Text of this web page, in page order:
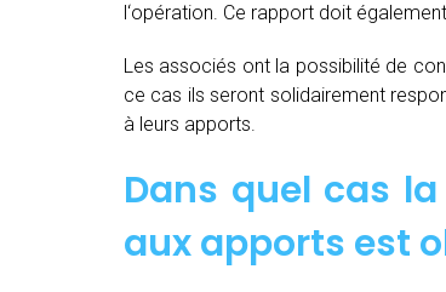
l‘opération. Ce rapport doit
Les associés ont la possibilité de
ce cas ils seront solidairement
à leurs apports.
Dans quel cas
aux apports est